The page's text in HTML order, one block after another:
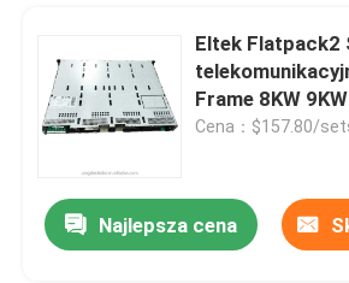
Eltek Flatpack2
Frame 8KW
Cena：$157.80/
Najlepsza cena